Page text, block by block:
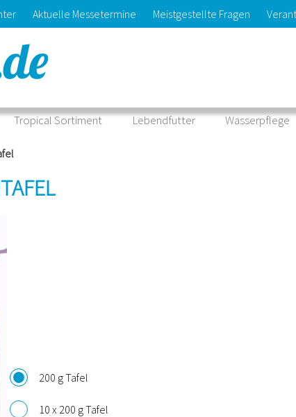
Aktuelle Messetermine Meistgestellte Fragen
Tropical Sortiment Lebendfutter Wasserpflege
200 g Tafel
10 x 200 g Tafel
laden